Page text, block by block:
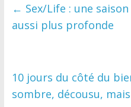
← Sex/Life : une
aussi plus profonde
10 jours du côté du
sombre, décousu,